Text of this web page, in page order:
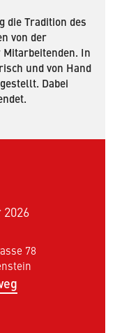
die Tradition des
von der
In
und von Hand
Dabei
78